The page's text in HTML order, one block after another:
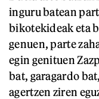
inguru batean
bikotekideak eta
genuen, parte
egin genituen
bat, garagardo
agertzen ziren